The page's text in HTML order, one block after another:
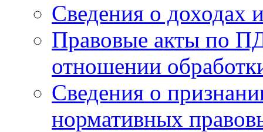
Сведения о доходах
Правовые акты по
отношении
Сведения о
нормативных